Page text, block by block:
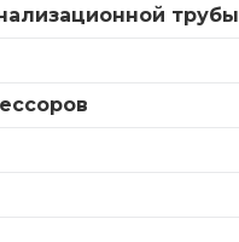
трубы